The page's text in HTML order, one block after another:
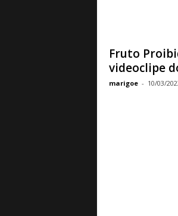
Fruto
videoclipe
marigoe - 10/03/